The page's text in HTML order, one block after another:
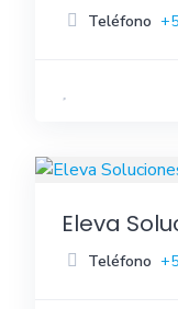
Teléfono
Eleva
Teléfono